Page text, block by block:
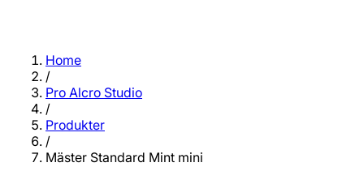
Home
/
Pro Alcro Studio
/
Produkter
/
Mäster Standard Mint mini